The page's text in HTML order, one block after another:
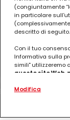
farina, 2
acqua.
(congiuntamente
in particolare
descritto di seguito.
Con il tuo
Informativa sulla
simili" utilizzeremo
questo sito
(rispettivamente
Modifica